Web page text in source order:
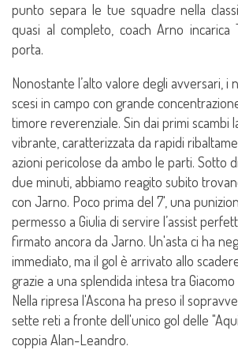
punto separa le tue squadre nella
quasi al completo, coach Arno
porta.
Nonostante l’alto valore degli avversari, i
scesi in campo con grande
timore reverenziale. Sin dai primi scambi
vibrante, caratterizzata da rapidi
azioni pericolose da ambo le parti. Sotto
due minuti, abbiamo reagito subito
con Jarno. Poco prima del 7', una
permesso a Giulia di servire l’assist
firmato ancora da Jarno. Un'asta ci ha
immediato, ma il gol è arrivato allo
grazie a una splendida intesa tra Giacomo
Nella ripresa l'Ascona ha preso il
sette reti a fronte dell'unico gol delle
coppia Alan-Leandro.